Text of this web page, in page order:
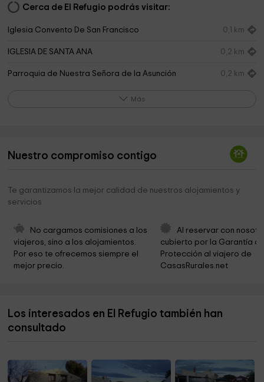
Cerca de El Refugio podrás visitar:
Iglesia Convento De San Francisco 0,1 km
IGLESIA DE SANTA ANA 0,2 km
Parroquia de Nuestra Señora de la Asunción 0,2 km
Iglesia de Nuestra Señora de la Asunción
Casas Rurales Los Cuatro Vientos. Moratalla 2,2 km
Centro de Interpretación del Arte Rupestre
Museo de la Fiesta - Caravaca Jubilar
Iglesia del Salvador
Sanctuary of Vera Cruz 9,4 km
Museo Arqueológico Municipal de la Soledad 9,5 km
Más
Nuestro compromiso contigo
Te garantizamos la mejor calidad de nuestros alojamientos y
servicios
No cargamos comisiones a los
viajeros, sino a los alojamientos.
Por eso te ofrecemos siempre el
mejor precio.
Al reservar con
cubierto por la Garantía
Protección al viajero de
CasasRurales.net
Los interesados en El Refugio también han
consultado